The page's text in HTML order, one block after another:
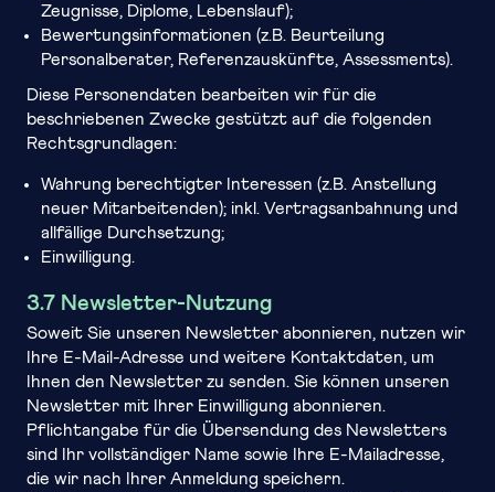
Zeugnisse, Diplome, Lebenslauf);
Bewertungsinformationen (z.B. Beurteilung
Personalberater, Referenzauskünfte, Assessments).
Diese Personendaten bearbeiten wir für die
beschriebenen Zwecke gestützt auf die folgenden
Rechtsgrundlagen:
Wahrung berechtigter Interessen (z.B. Anstellung
neuer Mitarbeitenden); inkl. Vertragsanbahnung und
allfällige Durchsetzung;
Einwilligung.
3.7 Newsletter-Nutzung
Soweit Sie unseren Newsletter abonnieren, nutzen wir
Ihre E-Mail-Adresse und weitere Kontaktdaten, um
Ihnen den Newsletter zu senden. Sie können unseren
Newsletter mit Ihrer Einwilligung abonnieren.
Pflichtangabe für die Übersendung des Newsletters
sind Ihr vollständiger Name sowie Ihre E-Mailadresse,
die wir nach Ihrer Anmeldung speichern.